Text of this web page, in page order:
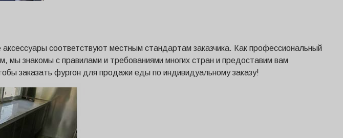
соответствуют местным стандартам заказчика. Как профессиональный
знакомы с правилами и требованиями многих стран и предоставим вам
заказать фургон для продажи еды по индивидуальному заказу!